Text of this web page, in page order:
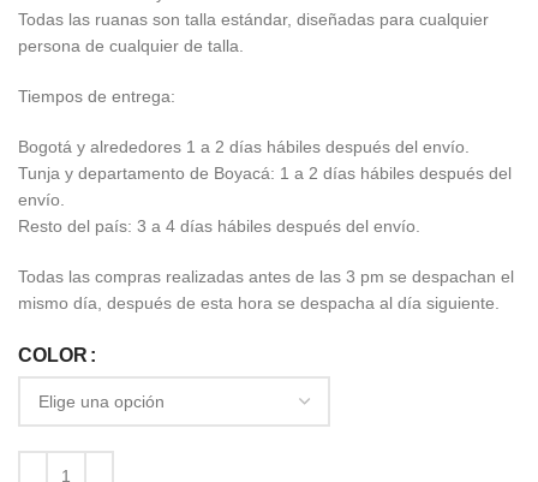
Todas las ruanas son talla estándar, diseñadas para cualquier
persona de cualquier de talla.
Tiempos de entrega:
Bogotá y alrededores 1 a 2 días hábiles después del envío.
Tunja y departamento de Boyacá: 1 a 2 días hábiles después del
envío.
Resto del país: 3 a 4 días hábiles después del envío.
Todas las compras realizadas antes de las 3 pm se despachan el
mismo día, después de esta hora se despacha al día siguiente.
COLOR